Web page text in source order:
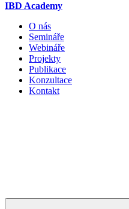
IBD Academy
O nás
Semináře
Webináře
Projekty
Publikace
Konzultace
Kontakt